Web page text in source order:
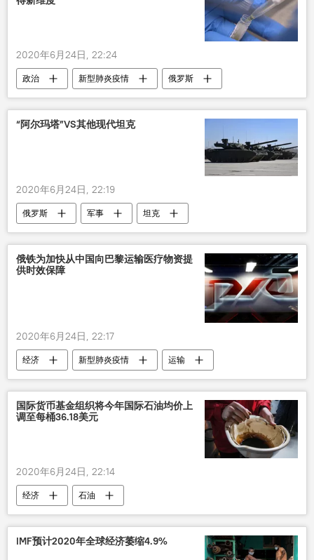
2020年6月24日, 22:24
政治 新型肺炎疫情 俄罗斯
“阿尔玛塔”VS其他现代坦克
2020年6月24日, 22:19
俄罗斯 军事 坦克
俄铁为加快从中国向巴黎运输医疗物资提
供时效保障
2020年6月24日, 22:17
经济 新型肺炎疫情 运输
国际货币基金组织将今年国际石油均价上
调至每桶36.18美元
2020年6月24日, 22:14
经济 石油
IMF预计2020年全球经济萎缩4.9%